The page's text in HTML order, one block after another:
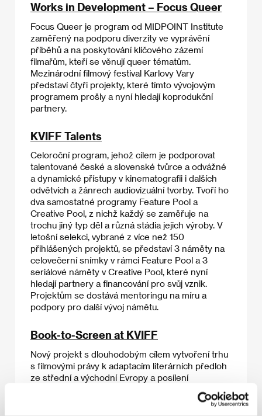
Works in Development – Focus Queer
Focus Queer je program od MIDPOINT Institute
zaměřený na podporu diverzity ve vyprávění
příběhů a na poskytování klíčového zázemí
filmařům, kteří se věnují queer tématům.
Mezinárodní filmový festival Karlovy Vary
představí čtyři projekty, které tímto vývojovým
programem prošly a nyní hledají koprodukční
partnery.
KVIFF Talents
Celoroční program, jehož cílem je podporovat
talentované české a slovenské tvůrce a odvážné
a dynamické přístupy v kinematografii i dalších
odvětvích a žánrech audiovizuální tvorby. Tvoří ho
dva samostatné programy Feature Pool a
Creative Pool, z nichž každý se zaměřuje na
trochu jiný typ děl a různá stádia jejich výroby. V
letošní selekci, vybrané z více než 150
přihlášených projektů, se představí 3 náměty na
celovečerní snímky v rámci Feature Pool a 3
seriálové náměty v Creative Pool, které nyní
hledají partnery a financování pro svůj vznik.
Projektům se dostává mentoringu na míru a
podpory pro další vývoj námětu.
Book-to-Screen at KVIFF
Nový projekt s dlouhodobým cílem vytvoření trhu
s filmovými právy k adaptacím literárních předloh
ze střední a východní Evropy a posílení
spolupráce mezi filmovým a knižním průmyslem.
Book-to-Screen je pořádaný ve spolupráci Film